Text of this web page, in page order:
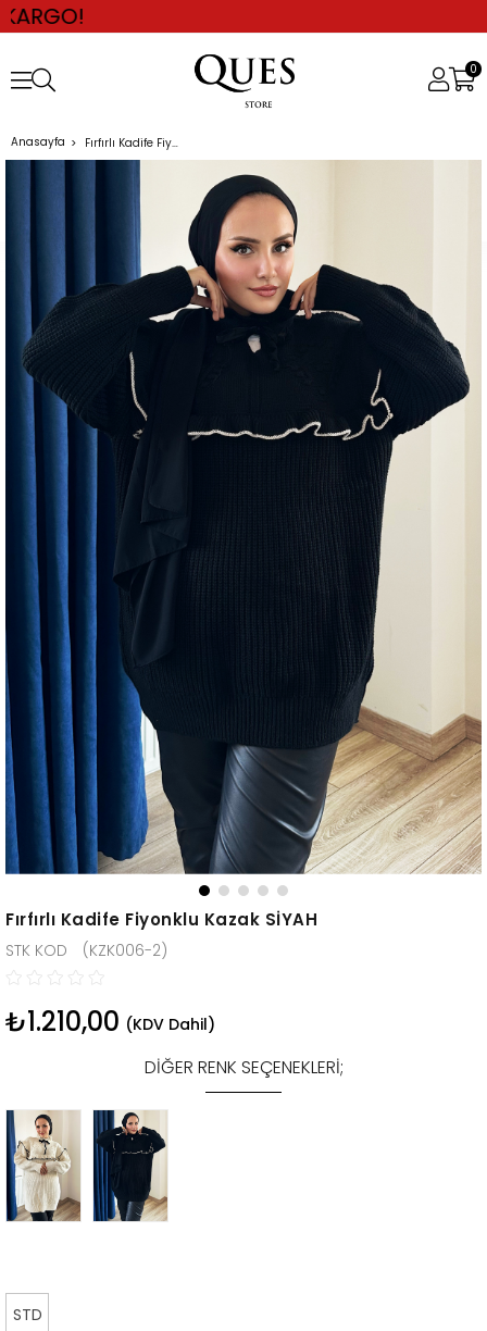
0
Anasayfa Fırfırlı Kadife Fiyonklu Kazak SİYAH
Fırfırlı Kadife Fiyonklu Kazak SİYAH
(KZK006-2)
₺1.210,00 (KDV Dahil)
DIĞER RENK SEÇENEKLERI;
STD